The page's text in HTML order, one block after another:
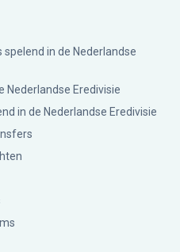
in de Nederlandse
Nederlandse Eredivisie
in de Nederlandse Eredivisie